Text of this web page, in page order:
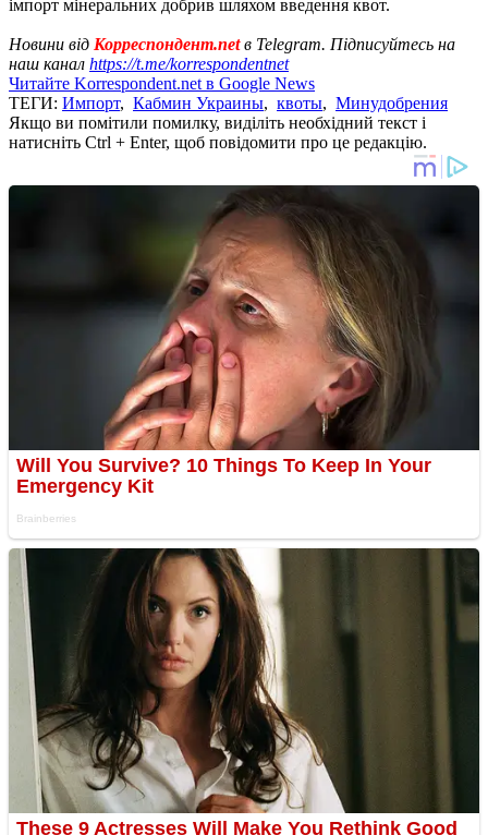
імпорт мінеральних добрив шляхом введення квот.
Новини від Корреспондент.netв Telegram. Підписуйтесь на
наш канал https://t.me/korrespondentnet
Читайте Korrespondent.net в Google News
ТЕГИ: Импорт, Кабмин Украины, квоты, Минудобрения
Якщо ви помітили помилку, виділіть необхідний текст і
натисніть Ctrl + Enter, щоб повідомити про це редакцію.